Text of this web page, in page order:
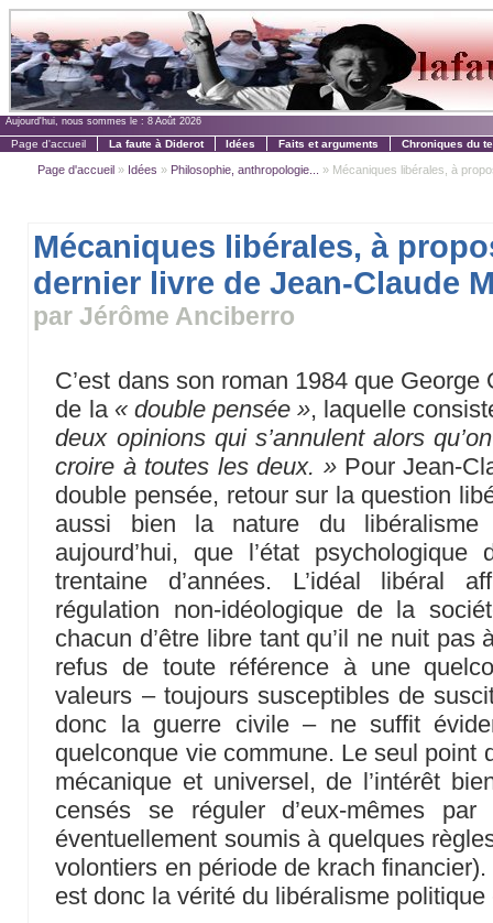
Aujourd'hui, nous sommes le : 8 Août 2026
Page d'accueil La faute à Diderot Idées Faits et arguments Chroniques du
Page d'accueil » Idées » Philosophie, anthropologie... » Mécaniques libérales, à
Mécaniques libérales, à
dernier livre de Jean-Claude
par Jérôme Anciberro
C’est dans son roman 1984 que
de la « double pensée », laquelle
deux opinions qui s’annulent alors
croire à toutes les deux. »Pour Jean-
double pensée, retour sur la question
aussi bien la nature du
aujourd’hui, que l’état
trentaine d’années. L’idéal libéral
régulation non-idéologique de la
chacun d’être libre tant qu’il ne nuit pas
refus de toute référence à une
valeurs – toujours susceptibles de
donc la guerre civile – ne suffit
quelconque vie commune. Le seul point
mécanique et universel, de l’intérêt
censés se réguler d’eux-mêmes
éventuellement soumis à quelques
volontiers en période de krach
est donc la vérité du libéralisme